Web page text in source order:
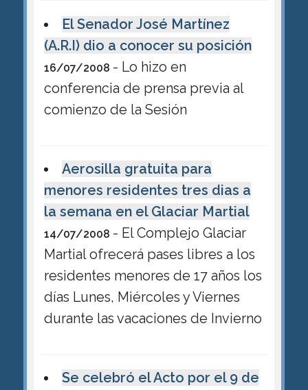
El Senador José Martínez
(A.R.I) dio a conocer su posición
16/07/2008 - Lo hizo en
conferencia de prensa previa al
comienzo de la Sesión
Aerosilla gratuita para
menores residentes tres dias a
la semana en el Glaciar Martial
14/07/2008 - El Complejo Glaciar
Martial ofrecerá pases libres a los
residentes menores de 17 años los
días Lunes, Miércoles y Viernes
durante las vacaciones de Invierno
Se celebró el Acto por el 9 de